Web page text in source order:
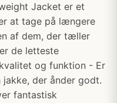
Jacket er et
at tage på længere
af dem, der tæller
de letteste
og funktion - Er
der ånder godt.
fantastisk